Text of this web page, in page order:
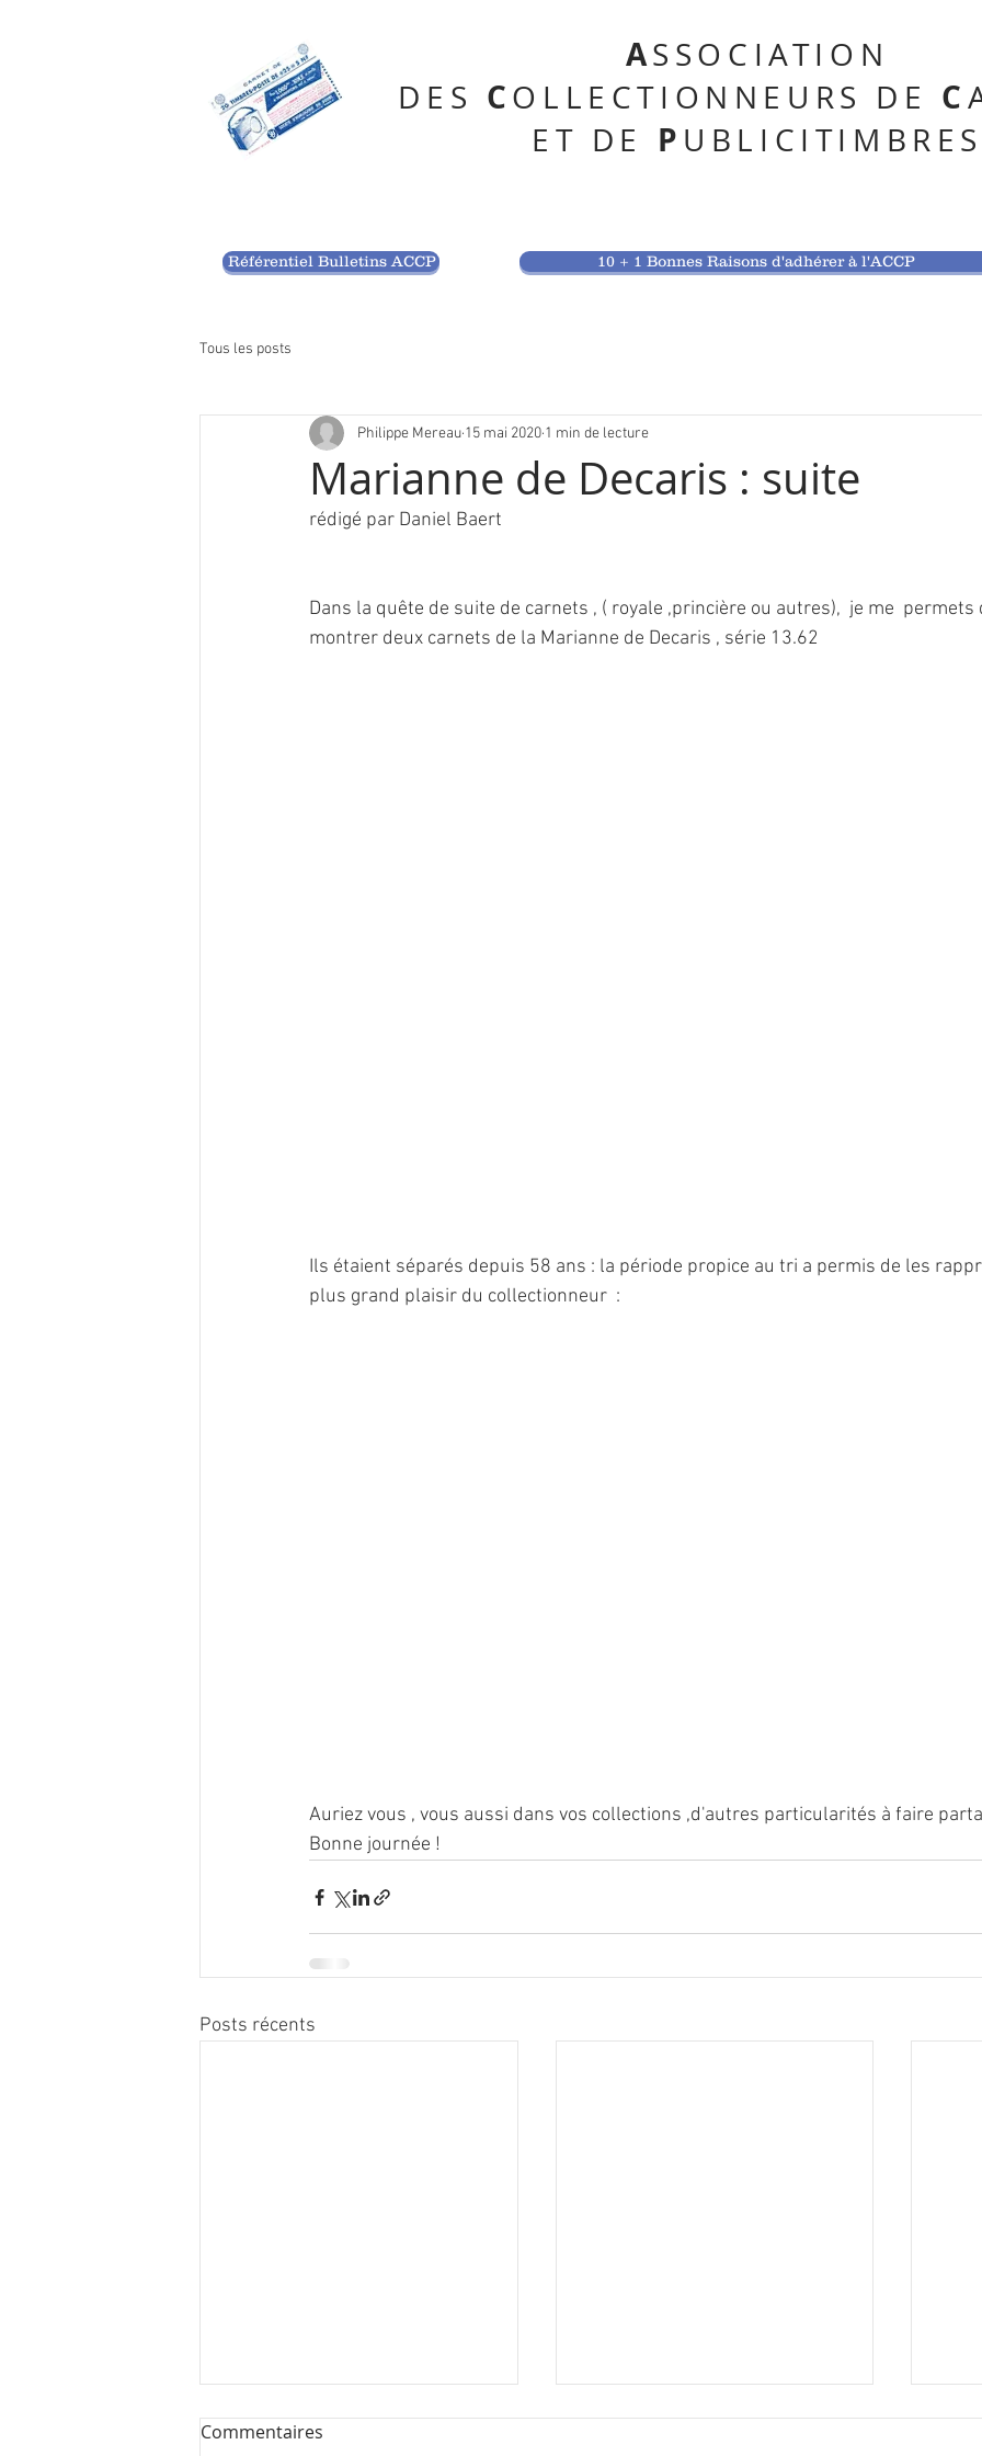
ASSOCIATION
DES COLLECTIONNEURS DE C
ET DE P UBLICITIMBRES
Référentiel Bulletins ACCP
Tous les posts
Marianne de Decaris : suite
Philippe Mereau 15 mai 2020 1 min de lecture
rédigé par Daniel Baert
Dans la quête de suite de carnets , ( royale ,princière ou autres),  je me  permets
montrer deux carnets de la Marianne de Decaris , série 13.62
Ils étaient séparés depuis 58 ans : la période propice au tri a permis de les
plus grand plaisir du collectionneur  :
Auriez vous , vous aussi dans vos collections ,d'autres particularités à faire
Bonne journée !
Posts récents
Commentaires
10 + 1 Bonnes Raisons d'adhérer à l'ACCP